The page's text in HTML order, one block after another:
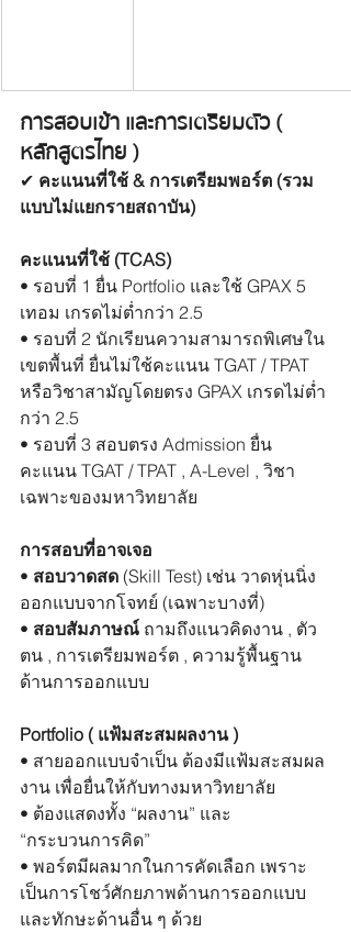
การสอบเข้า และการเตรียมตัว (
หลักสูตรไทย )
✔︎ คะแนนที่ใช้ & การเตรียมพอร์ต (รวม
แบบไม่แยกรายสถาบัน)
คะแนนที่ใช้ (TCAS)
• รอบที่ 1 ยื่น Portfolio และใช้ GPAX 5
เทอม เกรดไม่ต่ำกว่า 2.5
• รอบที่ 2 นักเรียนความสามารถพิเศษใน
เขตพื้นที่ ยื่นไม่ใช้คะแนน TGAT / TPAT
หรือวิชาสามัญโดยตรง GPAX เกรดไม่ต่ำ
กว่า 2.5
• รอบที่ 3 สอบตรง Admission ยื่น
คะแนน TGAT / TPAT , A-Level , วิชา
เฉพาะของมหาวิทยาลัย
การสอบที่อาจเจอ
• สอบวาดสด (Skill Test) เช่น วาดหุ่นนิ่ง
ออกแบบจากโจทย์ (เฉพาะบางที่)
• สอบสัมภาษณ์ ถามถึงแนวคิดงาน , ตัว
ตน , การเตรียมพอร์ต , ความรู้พื้นฐาน
ด้านการออกแบบ
Portfolio ( แฟ้มสะสมผลงาน )
• สายออกแบบจำเป็น ต้องมีแฟ้มสะสมผล
งาน เพื่อยื่นให้กับทางมหาวิทยาลัย
• ต้องแสดงทั้ง “ผลงาน” และ
“กระบวนการคิด”
• พอร์ตมีผลมากในการคัดเลือก เพราะ
เป็นการโชว์ศักยภาพด้านการออกแบบ
และทักษะด้านอื่น ๆ ด้วย